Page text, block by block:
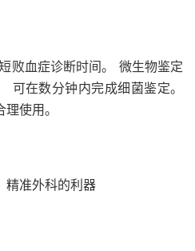
血症诊断时间。 微生物鉴定
可在数分钟内完成细菌鉴定。
使用。
准外科的利器